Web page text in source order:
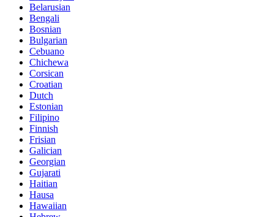
Belarusian
Bengali
Bosnian
Bulgarian
Cebuano
Chichewa
Corsican
Croatian
Dutch
Estonian
Filipino
Finnish
Frisian
Galician
Georgian
Gujarati
Haitian
Hausa
Hawaiian